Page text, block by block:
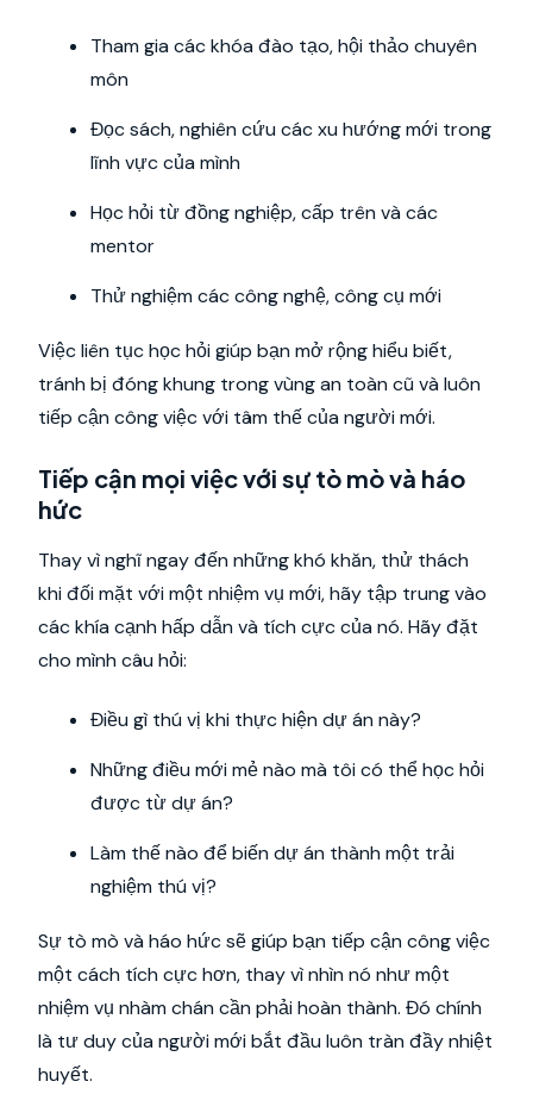
Tham gia các khóa đào tạo, hội thảo chuyên
môn
Đọc sách, nghiên cứu các xu hướng mới trong
lĩnh vực của mình
Học hỏi từ đồng nghiệp, cấp trên và các
mentor
Thử nghiệm các công nghệ, công cụ mới
Việc liên tục học hỏi giúp bạn mở rộng hiểu biết,
tránh bị đóng khung trong vùng an toàn cũ và luôn
tiếp cận công việc với tâm thế của người mới.
Tiếp cận mọi việc với sự tò mò và háo
hức
Thay vì nghĩ ngay đến những khó khăn, thử thách
khi đối mặt với một nhiệm vụ mới, hãy tập trung vào
các khía cạnh hấp dẫn và tích cực của nó. Hãy đặt
cho mình câu hỏi:
Điều gì thú vị khi thực hiện dự án này?
Những điều mới mẻ nào mà tôi có thể học hỏi
được từ dự án?
Làm thế nào để biến dự án thành một trải
nghiệm thú vị?
Sự tò mò và háo hức sẽ giúp bạn tiếp cận công việc
một cách tích cực hơn, thay vì nhìn nó như một
nhiệm vụ nhàm chán cần phải hoàn thành. Đó chính
là tư duy của người mới bắt đầu luôn tràn đầy nhiệt
huyết.